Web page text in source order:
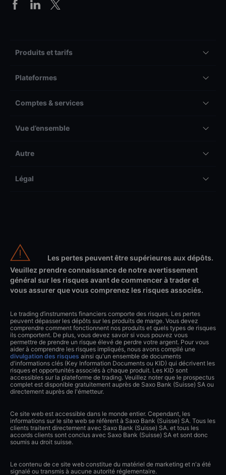
Produits et tarifs
Plateformes
Comptes & services
Vue d’ensemble
Autre
Légal
Les pertes peuvent être supérieures aux dépôts.
Veuillez prendre connaissance de notre avertissement
général sur les risques avant de commencer à trader et
vous assurer que vous comprenez les risques associés.
Le trading d’instruments financiers comporte des risques. Les pertes
peuvent dépasser les dépôts sur les produits de marge. Vous devez
comprendre comment fonctionnent nos produits et quels types de risques
ils comportent. De plus, vous devez savoir si vous pouvez vous
permettre de prendre un risque élevé de perdre votre argent. Pour vous
aider à comprendre les risques impliqués, nous avons compilé une
divulgation des risques ainsi qu'un ensemble de documents
d'informations clés (Key Information Documents ou KID) qui décrivent les
risques et opportunités associés à chaque produit. Les KID sont
accessibles sur la plateforme de trading. Veuillez noter que le prospectus
complet est disponible gratuitement auprès de Saxo Bank (Suisse) SA ou
directement auprès de l'émetteur.
Ce site web est accessible dans le monde entier. Cependant, les
informations sur le site web se réfèrent à Saxo Bank (Suisse) SA. Tous les
clients traitent directement avec Saxo Bank (Suisse) SA. et tous les
accords clients sont conclus avec Saxo Bank (Suisse) SA et sont donc
soumis au droit suisse.
Le contenu de ce site web constitue du matériel de marketing et n'a été
signalé ou transmis à aucune autorité réglementaire.